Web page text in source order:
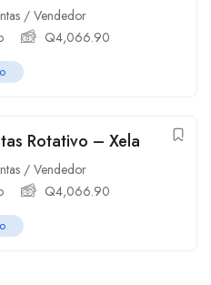
/ Vendedor
Q4,066.90
Rotativo – Xela
/ Vendedor
Q4,066.90